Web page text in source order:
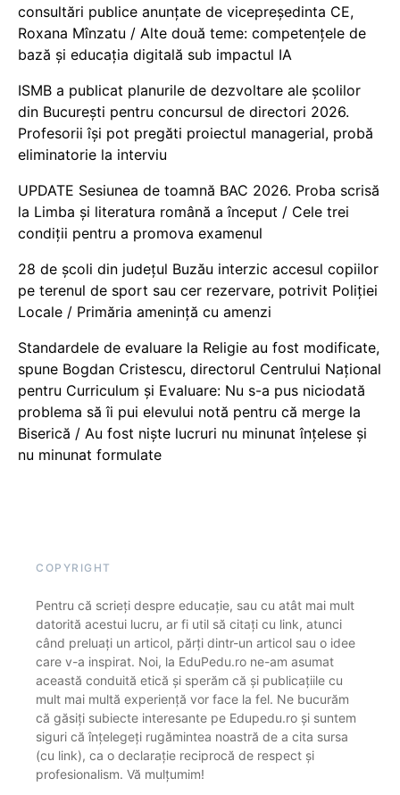
consultări publice anunțate de vicepreședinta CE,
Roxana Mînzatu / Alte două teme: competențele de
bază și educația digitală sub impactul IA
ISMB a publicat planurile de dezvoltare ale școlilor
din București pentru concursul de directori 2026.
Profesorii își pot pregăti proiectul managerial, probă
eliminatorie la interviu
UPDATE Sesiunea de toamnă BAC 2026. Proba scrisă
la Limba și literatura română a început / Cele trei
condiții pentru a promova examenul
28 de școli din județul Buzău interzic accesul copiilor
pe terenul de sport sau cer rezervare, potrivit Poliției
Locale / Primăria amenință cu amenzi
Standardele de evaluare la Religie au fost modificate,
spune Bogdan Cristescu, directorul Centrului Național
pentru Curriculum și Evaluare: Nu s-a pus niciodată
problema să îi pui elevului notă pentru că merge la
Biserică / Au fost niște lucruri nu minunat înțelese și
nu minunat formulate
COPYRIGHT
Pentru că scrieți despre educație, sau cu atât mai mult
datorită acestui lucru, ar fi util să citați cu link, atunci
când preluați un articol, părți dintr-un articol sau o idee
care v-a inspirat. Noi, la EduPedu.ro ne-am asumat
această conduită etică și sperăm că și publicațiile cu
mult mai multă experiență vor face la fel. Ne bucurăm
că găsiți subiecte interesante pe Edupedu.ro și suntem
siguri că înțelegeți rugămintea noastră de a cita sursa
(cu link), ca o declarație reciprocă de respect și
profesionalism. Vă mulțumim!